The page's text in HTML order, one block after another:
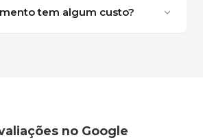
tem algum custo?
no Google